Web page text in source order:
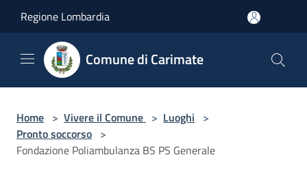
Regione Lombardia
Comune di Carimate
Home > Vivere il Comune > Luoghi >
Pronto soccorso >
Fondazione Poliambulanza BS PS Generale